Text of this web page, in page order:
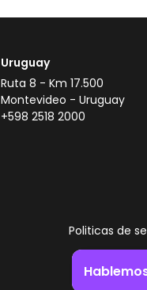
Uruguay
Ruta 8 - Km 17.500
Montevideo - Uruguay
+598 2518 2000
Politicas de